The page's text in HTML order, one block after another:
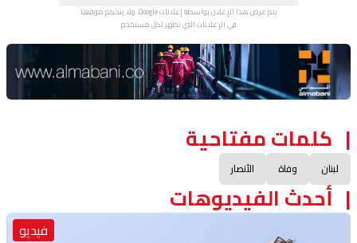
يتم عرض هذا الإعلان بواسطة إعلانات Google، ولا يتحكم موقعنا
في الإعلانات التي تظهر لكل مستخدم.
Advertisement Section
كلمات مفتاحية
لبنان وفاة الأنصار
أحدث الفيديوهات
فيديو